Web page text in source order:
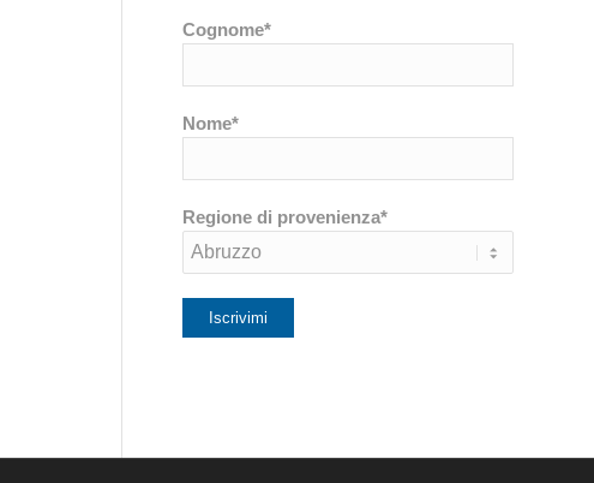
Cognome*
Nome*
Regione di provenienza*